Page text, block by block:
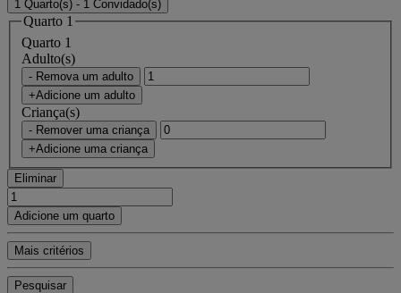
1 Quarto(s) - 1 Convidado(s)
Quarto 1
Quarto 1
Adulto(s)
- Remova um adulto
+Adicione um adulto
Criança(s)
- Remover uma criança
+Adicione uma criança
Eliminar
Adicione um quarto
Mais critérios
Pesquisar